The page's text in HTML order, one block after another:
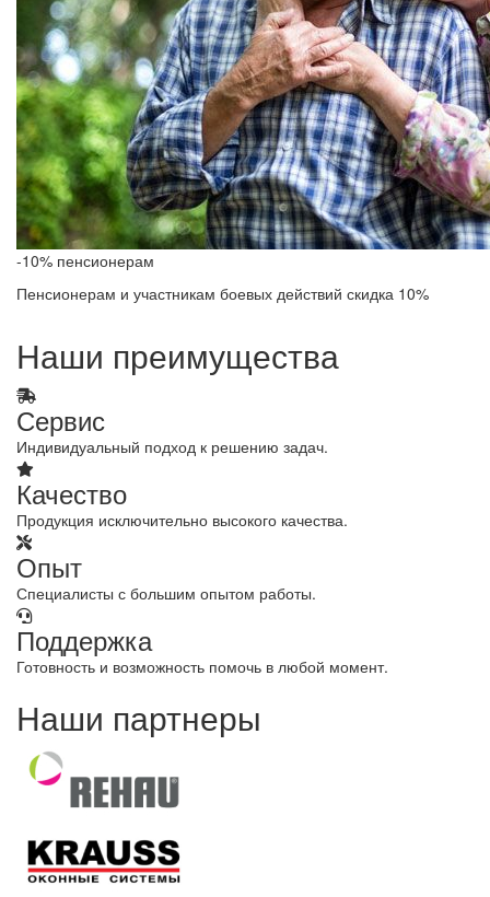
-10% пенсионерам
Пенсионерам и участникам боевых действий скидка 10%
Наши преимущества
Сервис
Индивидуальный подход к решению задач.
Качество
Продукция исключительно высокого качества.
Опыт
Специалисты с большим опытом работы.
Поддержка
Готовность и возможность помочь в любой момент.
Наши партнеры